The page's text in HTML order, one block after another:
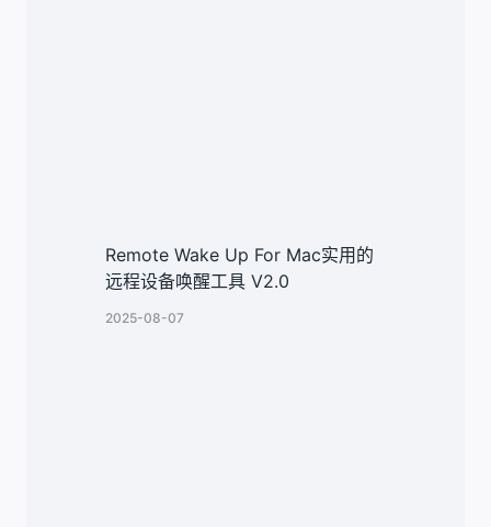
Remote Wake Up For Mac实用的
远程设备唤醒工具 V2.0
2025-08-07